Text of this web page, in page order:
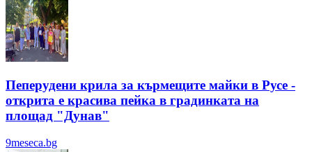
Пеперудени крила за кърмещите майки в Русе -
открита е красива пейка в градинката на
площад "Дунав"
9meseca.bg